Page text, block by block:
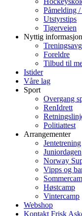
Påmelding
Utstyrstips
Tigerveien
Nyttig informasjon
Foreldre
Tilbud til
Istider
Våre lag
Sport
Overgang
RenIdrett
Politiattest
Arrangementer
Jentetrening
Juniordagen
Norway
Vipps og
Høstcamp
Vintercamp
Webshop
Kontakt Frisk